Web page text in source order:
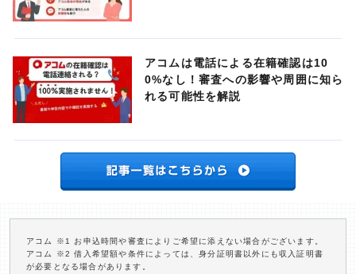
アコムは電話による在籍確認は10
0%なし！審査への影響や周囲に知ら
れる可能性を解説
アコム ※1 お申込時間や審査によりご希望に添えない場合がございます。
アコム ※2 借入希望額や条件によっては、身分証明書以外にも収入証明書
が必要となる場合があります。